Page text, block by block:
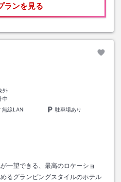
ランを見る
外
中
無線LAN
駐車場あり
一望できる、最高のロケーショ
るグランピングスタイルのホテル